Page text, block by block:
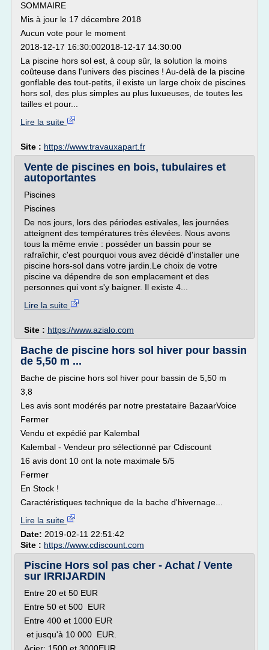
SOMMAIRE
Mis à jour le 17 décembre 2018
Aucun vote pour le moment
2018-12-17 16:30:002018-12-17 14:30:00
La piscine hors sol est, à coup sûr, la solution la moins
coûteuse dans l'univers des piscines ! Au-delà de la piscine
gonflable des tout-petits, il existe un large choix de piscines
hors sol, des plus simples au plus luxueuses, de toutes les
tailles et pour...
Lire la suite
Site : https://www.travauxapart.fr
Vente de piscines en bois, tubulaires et
autoportantes
Piscines
Piscines
De nos jours, lors des périodes estivales, les journées
atteignent des températures très élevées. Nous avons
tous la même envie : posséder un bassin pour se
rafraîchir, c'est pourquoi vous avez décidé d'installer une
piscine hors-sol dans votre jardin.Le choix de votre
piscine va dépendre de son emplacement et des
personnes qui vont s'y baigner. Il existe 4...
Lire la suite
Site : https://www.azialo.com
Bache de piscine hors sol hiver pour bassin
de 5,50 m ...
Bache de piscine hors sol hiver pour bassin de 5,50 m
3,8
Les avis sont modérés par notre prestataire BazaarVoice
Fermer
Vendu et expédié par Kalembal
Kalembal - Vendeur pro sélectionné par Cdiscount
16 avis dont 10 ont la note maximale 5/5
Fermer
En Stock !
Caractéristiques technique de la bache d'hivernage...
Lire la suite
Date: 2019-02-11 22:51:42
Site : https://www.cdiscount.com
Piscine Hors sol pas cher - Achat / Vente
sur IRRIJARDIN
Entre 20 et 50 EUR
Entre 50 et 500 EUR
Entre 400 et 1000 EUR
et jusqu'à 10 000 EUR.